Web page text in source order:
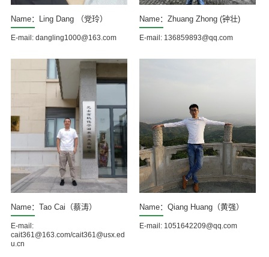
Name：Ling Dang （党玲）
E-mail: dangling1000@163.com
Name：Zhuang Zhong (钟壮)
E-mail: 136859893@qq.com
Name：Tao Cai（蔡涛）
E-mail:
cait361@163.com/cait361@usx.ed
u.cn
Name：Qiang Huang（黄强）
E-mail: 1051642209@qq.com